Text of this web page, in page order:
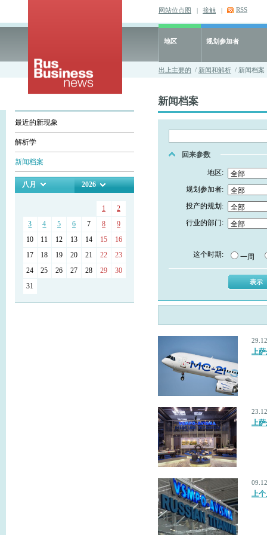
网站位点图 | 接触 | RSS
地区 规划参加者
出上主要的 / 新闻和解析 / 新闻档案
最近的新现象
解析学
新闻档案
八月 2026
1
2
3
4 5 6 7 8
9
10
11 12 13 14 15
16
17
18 19 20 21 22
23
24
25 26 27 28 29
30
31
新闻档案
回来参数
地区:
规划参加者:
投产的规划:
行业的部门:
这个时期: 一周
上
上
上